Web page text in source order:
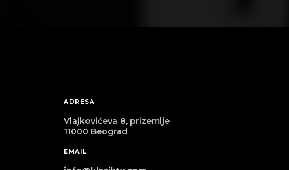
ADRESA
Vlajkovićeva 8, prizemlje
11000 Beograd
EMAIL